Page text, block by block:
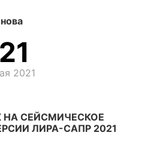
21
2021
НА СЕЙСМИЧЕСКОЕ
ЛИРА-САПР 2021